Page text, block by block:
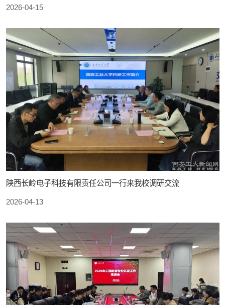
2026-04-15
陕西长岭电子科技有限责任公司一行来我校调研交流
2026-04-13